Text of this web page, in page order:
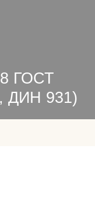
ГОСТ
ДИН 931)